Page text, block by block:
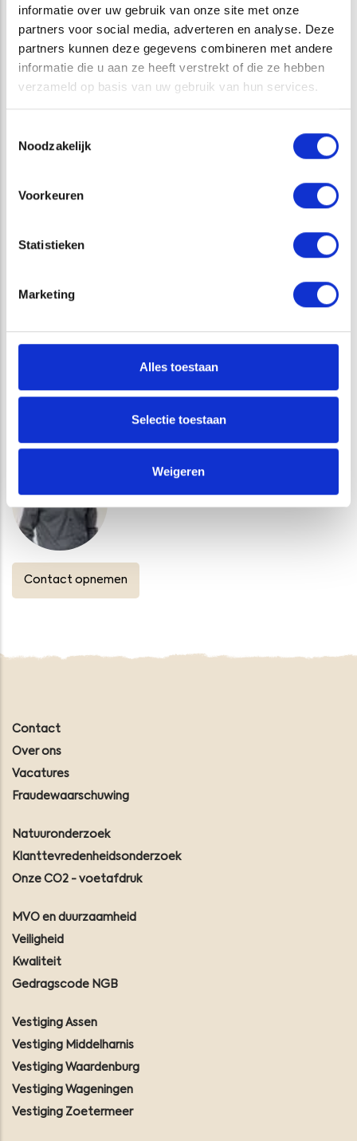
informatie over uw gebruik van onze site met onze
partners voor social media, adverteren en analyse. Deze
partners kunnen deze gegevens combineren met andere
informatie die u aan ze heeft verstrekt of die ze hebben
verzameld op basis van uw gebruik van hun services.
Noodzakelijk
Voorkeuren
Statistieken
Marketing
Alles toestaan
Selectie toestaan
Weigeren
operationeel.
Opens in a new window
Opens in a new window
Opens in a new window
Opens in a new window
Afdelingshoofd Bodem en Water
Tel.: 088-1153200
Contact opnemen
Contact
Over ons
Vacatures
Fraudewaarschuwing
Natuuronderzoek
Klanttevredenheidsonderzoek
Onze CO2 - voetafdruk
MVO en duurzaamheid
Veiligheid
Kwaliteit
Gedragscode NGB
Vestiging Assen
Vestiging Middelharnis
Vestiging Waardenburg
Vestiging Wageningen
Vestiging Zoetermeer